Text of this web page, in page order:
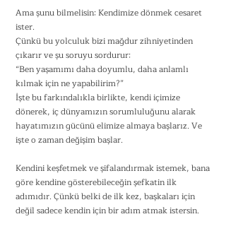
Ama şunu bilmelisin: Kendimize dönmek cesaret
ister.
Çünkü bu yolculuk bizi mağdur zihniyetinden
çıkarır ve şu soruyu sordurur:
“Ben yaşamımı daha doyumlu, daha anlamlı
kılmak için ne yapabilirim?”
İşte bu farkındalıkla birlikte, kendi içimize
dönerek, iç dünyamızın sorumluluğunu alarak
hayatımızın gücünü elimize almaya başlarız. Ve
işte o zaman değişim başlar.
Kendini keşfetmek ve şifalandırmak istemek, bana
göre kendine gösterebileceğin şefkatin ilk
adımıdır. Çünkü belki de ilk kez, başkaları için
değil sadece kendin için bir adım atmak istersin.